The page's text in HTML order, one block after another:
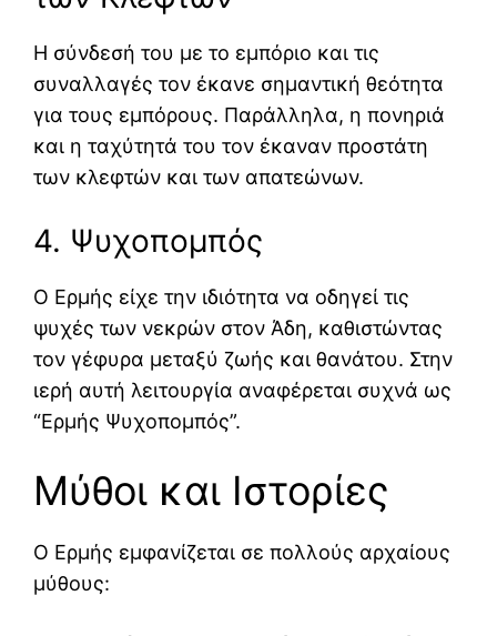
Η σύνδεσή του με το εμπόριο και τις
συναλλαγές τον έκανε σημαντική θεότητα
για τους εμπόρους. Παράλληλα, η πονηριά
και η ταχύτητά του τον έκαναν προστάτη
των κλεφτών και των απατεώνων.
4. Ψυχοπομπός
Ο Ερμής είχε την ιδιότητα να οδηγεί τις
ψυχές των νεκρών στον Άδη, καθιστώντας
τον γέφυρα μεταξύ ζωής και θανάτου. Στην
ιερή αυτή λειτουργία αναφέρεται συχνά ως
“Ερμής Ψυχοπομπός”.
Μύθοι και Ιστορίες
Ο Ερμής εμφανίζεται σε πολλούς αρχαίους
μύθους: